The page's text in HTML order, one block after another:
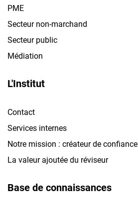
PME
Secteur non-marchand
Secteur public
Médiation
L'Institut
Contact
Services internes
Notre mission : créateur de confiance
La valeur ajoutée du réviseur
Base de connaissances